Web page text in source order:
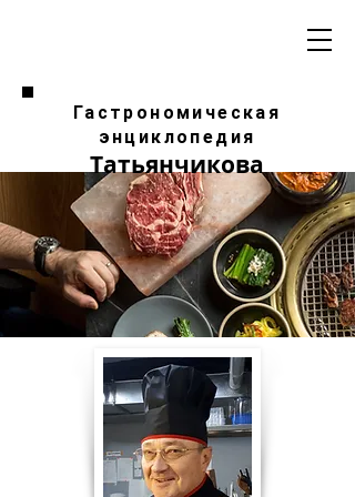
Гастрономическая
энциклопедия
Татьянчикова